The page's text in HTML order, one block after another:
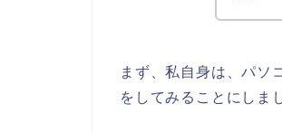
まず、私自身は、パソ
をしてみることにしま